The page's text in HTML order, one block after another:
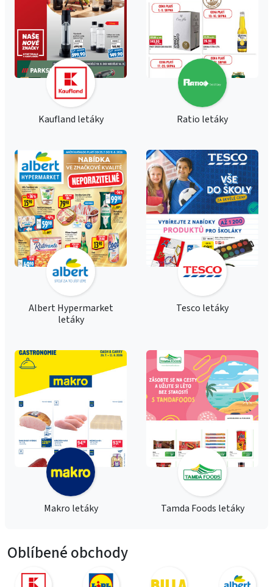
Kaufland letáky Ratio letáky
Albert Hypermarket
letáky
Tesco letáky
Makro letáky Tamda Foods letáky
Oblíbené obchody